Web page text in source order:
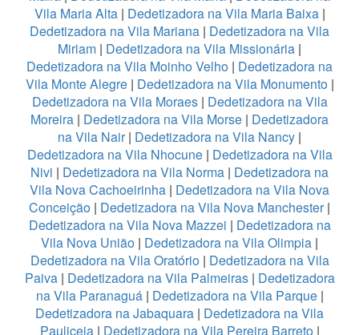
Vila Maria Alta| Dedetizadora na Vila Maria Baixa|
Dedetizadora na Vila Mariana | Dedetizadora na Vila
Miriam | Dedetizadora na Vila Missionária |
Dedetizadora na Vila Moinho Velho | Dedetizadora na
Vila Monte Alegre| Dedetizadora na Vila Monumento|
Dedetizadora na Vila Moraes| Dedetizadora na Vila
Moreira | Dedetizadora na Vila Morse | Dedetizadora
na Vila Nair| Dedetizadora na Vila Nancy |
Dedetizadora na Vila Nhocune| Dedetizadora na Vila
Nivi | Dedetizadora na Vila Norma | Dedetizadora na
Vila Nova Cachoeirinha | Dedetizadora na Vila Nova
Conceição | Dedetizadora na Vila Nova Manchester|
Dedetizadora na Vila Nova Mazzei | Dedetizadora na
Vila Nova União | Dedetizadora na Vila Olimpia |
Dedetizadora na Vila Oratório| Dedetizadora na Vila
Paiva| Dedetizadora na Vila Palmeiras| Dedetizadora
na Vila Paranaguá| Dedetizadora na Vila Parque|
Dedetizadora na Jabaquara | Dedetizadora na Vila
Pauliceia| Dedetizadora na Vila Pereira Barreto|